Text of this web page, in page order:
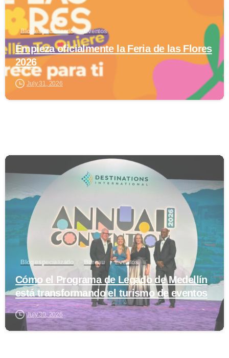
Blog especializado Eventos
Empieza oficialmente la Feria de las Flores
2026
July 31, 2026
Blog especializado Bureau Eventos
Cómo el Programa de Legado de Medellín
está transformando el turismo de eventos
July 30, 2026